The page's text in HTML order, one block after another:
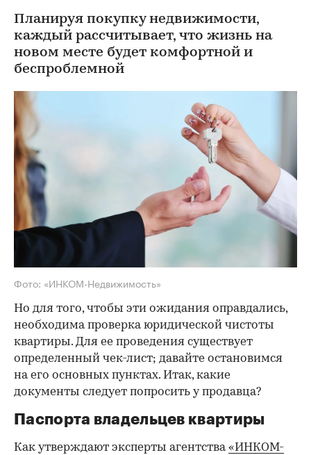
Планируя покупку недвижимости,
каждый рассчитывает, что жизнь на
новом месте будет комфортной и
беспроблемной
Фото: «ИНКОМ-Недвижимость»
Но для того, чтобы эти ожидания оправдались,
необходима проверка юридической чистоты
квартиры. Для ее проведения существует
определенный чек-лист; давайте остановимся
на его основных пунктах. Итак, какие
документы следует попросить у продавца?
Паспорта владельцев квартиры
Как утверждают эксперты агентства«ИНКОМ-